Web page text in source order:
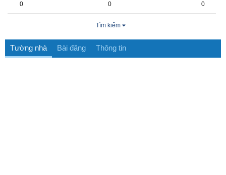
0 0 0
Tìm kiếm
Tường nhà Bài đăng Thông tin